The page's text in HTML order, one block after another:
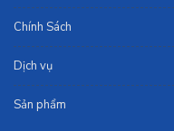
Chính Sách
Dịch vụ
Sản phẩm